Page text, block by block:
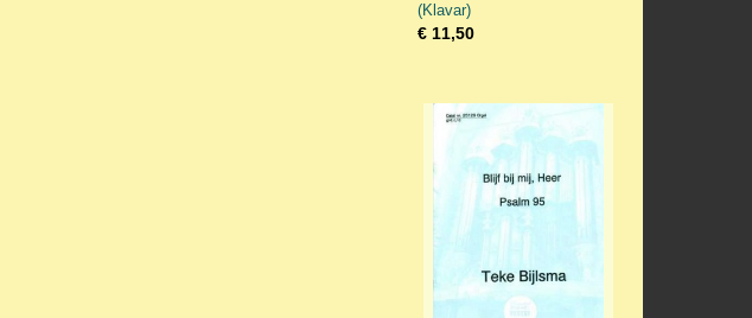
(Klavar)
€ 11,50